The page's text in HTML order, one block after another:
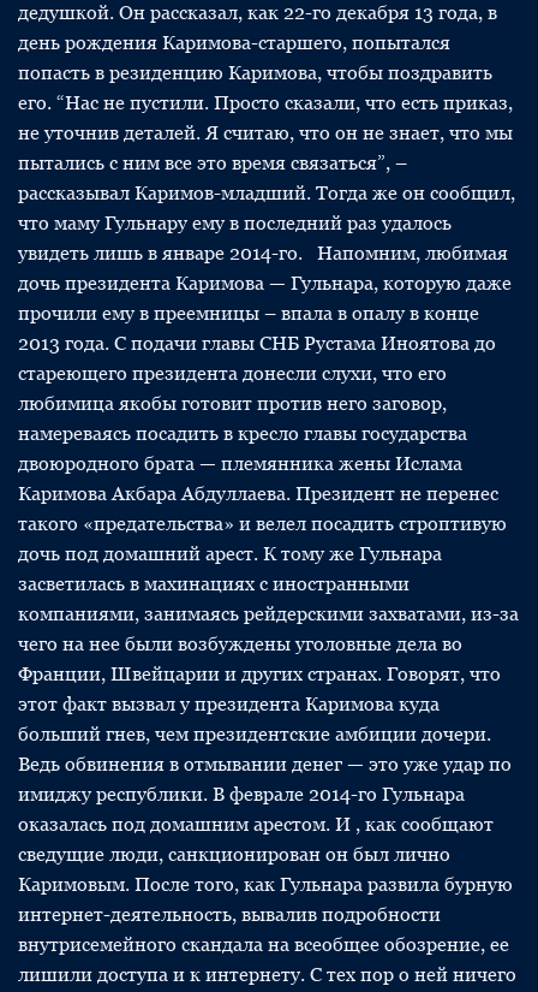
дедушкой. Он рассказал, как 22-го декабря 13 года, в
день рождения Каримова-старшего, попытался
попасть в резиденцию Каримова, чтобы поздравить
его. “Нас не пустили. Просто сказали, что есть приказ,
не уточнив деталей. Я считаю, что он не знает, что мы
пытались с ним все это время связаться”, –
рассказывал Каримов-младший. Тогда же он сообщил,
что маму Гульнару ему в последний раз удалось
увидеть лишь в январе 2014-го. Напомним, любимая
дочь президента Каримова — Гульнара, которую даже
прочили ему в преемницы – впала в опалу в конце
2013 года. С подачи главы СНБ Рустама Иноятова до
стареющего президента донесли слухи, что его
любимица якобы готовит против него заговор,
намереваясь посадить в кресло главы государства
двоюродного брата — племянника жены Ислама
Каримова Акбара Абдуллаева. Президент не перенес
такого «предательства» и велел посадить строптивую
дочь под домашний арест. К тому же Гульнара
засветилась в махинациях с иностранными
компаниями, занимаясь рейдерскими захватами, из-за
чего на нее были возбуждены уголовные дела во
Франции, Швейцарии и других странах. Говорят, что
этот факт вызвал у президента Каримова куда
больший гнев, чем президентские амбиции дочери.
Ведь обвинения в отмывании денег — это уже удар по
имиджу республики. В феврале 2014-го Гульнара
оказалась под домашним арестом. И , как сообщают
сведущие люди, санкционирован он был лично
Каримовым. После того, как Гульнара развила бурную
интернет-деятельность, вывалив подробности
внутрисемейного скандала на всеобщее обозрение, ее
лишили доступа и к интернету. С тех пор о ней ничего